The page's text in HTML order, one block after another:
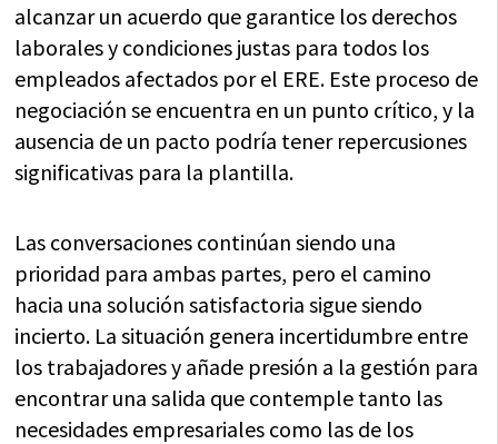
alcanzar un acuerdo que garantice los derechos
laborales y condiciones justas para todos los
empleados afectados por el ERE. Este proceso de
negociación se encuentra en un punto crítico, y la
ausencia de un pacto podría tener repercusiones
significativas para la plantilla.
Las conversaciones continúan siendo una
prioridad para ambas partes, pero el camino
hacia una solución satisfactoria sigue siendo
incierto. La situación genera incertidumbre entre
los trabajadores y añade presión a la gestión para
encontrar una salida que contemple tanto las
necesidades empresariales como las de los